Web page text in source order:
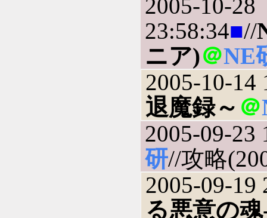
2005-10-28
23:58:34■//
ニア)＠NE
2005-10-14
退魔録～ ＠
2005-09-23
研//攻略
2005-09-19
る悪意の魂